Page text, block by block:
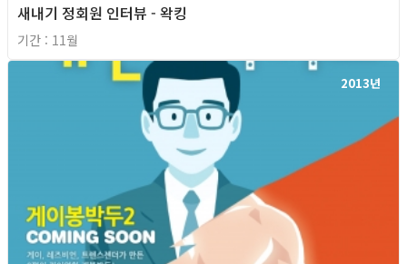
새내기 정회원 인터뷰 - 왁킹
기간 : 11월
2013년